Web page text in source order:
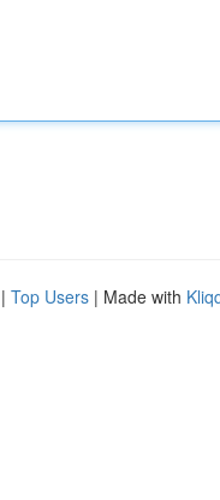
| Top Users | Made with